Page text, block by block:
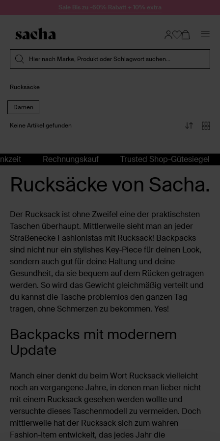
Zum Inhalt springenSale Bis zu -60% Rabatt + 10% extra
Hier nach Marke, Produkt oder Schlagwort suchen...
Rucksäcke
Damen
Keine Artikel gefunden
Rechnungskauf Trusted Shop-Gütesiegel
Rucksäcke von Sacha.
Der Rucksack ist ohne Zweifel eine der praktischsten
Taschen überhaupt. Mittlerweile sieht man an jeder
Straßenecke Fashionistas mit Rucksack! Backpacks
sind nicht nur ein stylishes Key-Piece für deinen Look,
sondern auch gut für deine Haltung und deine
Gesundheit, da sie bequem auf dem Rücken getragen
werden. So wird das Gewicht gleichmäßig verteilt und
du kannst die Tasche problemlos den ganzen Tag
tragen, ohne Schmerzen zu bekommen. Yes!
Backpacks mit modernem
Update
Manch einer denkt du beim Wort Rucksack vielleicht
noch an vergangene Jahre, in denen man lieber nicht
mit einem Rucksack gesehen werden wollte und
versuchte dieses Taschenmodell zu vermeiden. Doch
mittlerweile hat der Rucksack sich zum wahren
Fashion-Item entwickelt, das jedes Jahr die